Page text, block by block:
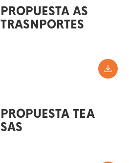
PROPUESTA AS
TRASNPORTES
PROPUESTA TEA
SAS